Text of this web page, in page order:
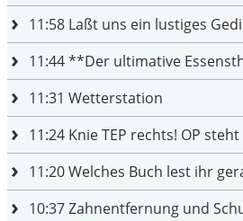
11:58 Laßt uns ein lustiges Gedicht
11:44**Der ultimative
11:31 Wetterstation
11:24 Knie TEP rechts! OP
11:20Welches Buch lest ihr
10:37Zahnentfernung und